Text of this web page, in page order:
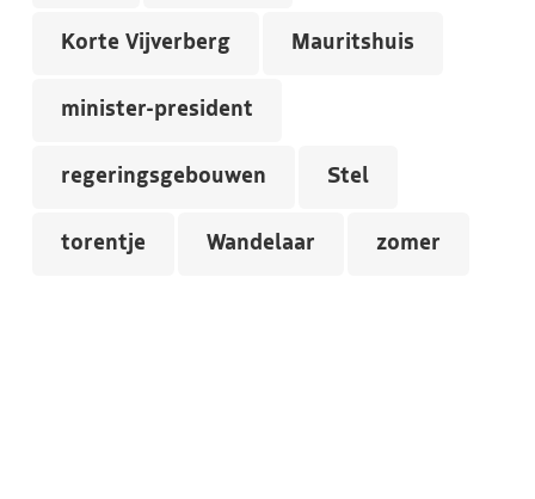
Korte Vijverberg Mauritshuis
minister-president
regeringsgebouwen Stel
torentje Wandelaar zomer